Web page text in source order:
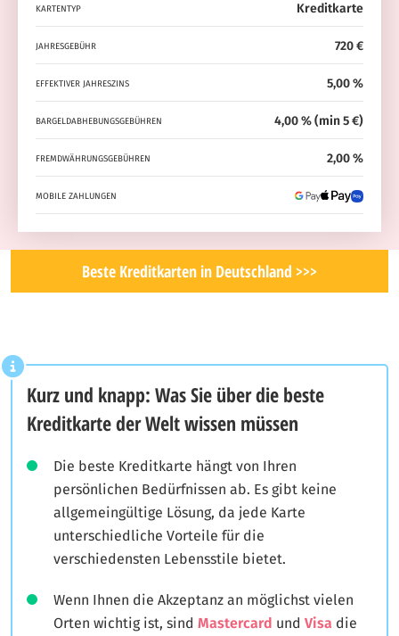
KARTENTYP Kreditkarte
JAHRESGEBÜHR 720 €
EFFEKTIVER JAHRESZINS 5,00 %
BARGELDABHEBUNGSGEBÜHREN 4,00 % (min 5 €)
FREMDWÄHRUNGSGEBÜHREN 2,00 %
MOBILE ZAHLUNGEN
Beste Kreditkarten in Deutschland >>>
Kurz und knapp: Was Sie über die beste
Kreditkarte der Welt wissen müssen
Die beste Kreditkarte hängt von Ihren
persönlichen Bedürfnissen ab. Es gibt keine
allgemeingültige Lösung, da jede Karte
unterschiedliche Vorteile für die
verschiedensten Lebensstile bietet.
Wenn Ihnen die Akzeptanz an möglichst vielen
Orten wichtig ist, sind Mastercard und Visa die